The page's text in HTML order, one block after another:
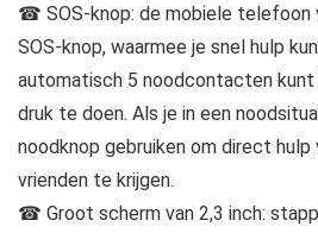
☎ SOS-knop: de mobiele telefoon
SOS-knop, waarmee je snel hulp
automatisch 5 noodcontacten kunt
druk te doen. Als je in een
noodknop gebruiken om direct hulp
vrienden te krijgen.
☎ Groot scherm van 2,3 inch: